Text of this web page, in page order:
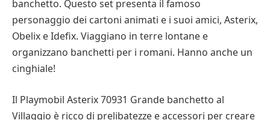
banchetto. Questo set presenta il famoso
personaggio dei cartoni animati e i suoi amici, Asterix,
Obelix e Idefix. Viaggiano in terre lontane e
organizzano banchetti per i romani. Hanno anche un
cinghiale!
Il Playmobil Asterix 70931 Grande banchetto al
Villaggio è ricco di prelibatezze e accessori per creare